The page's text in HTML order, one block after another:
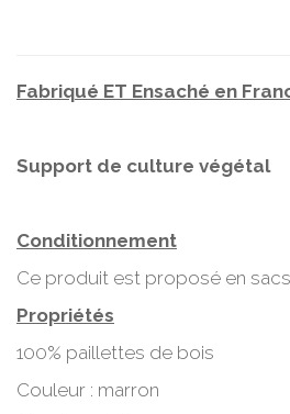
Fabriqué ET Ensaché en
Support de culture végétal
Conditionnement
Ce produit est proposé en
Propriétés
100% paillettes de bois
Couleur : marron